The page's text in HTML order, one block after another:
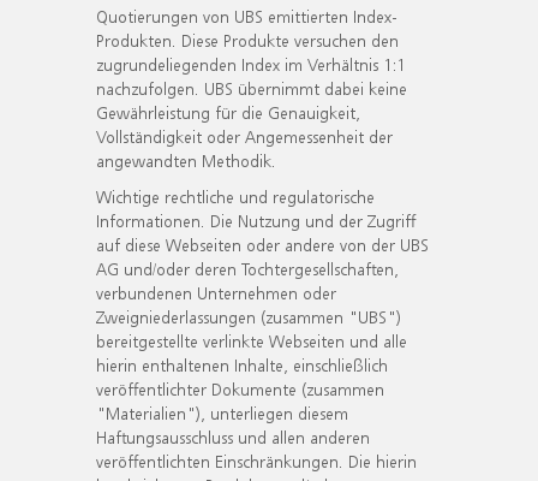
Quotierungen von UBS emittierten Index-
Produkten. Diese Produkte versuchen den
zugrundeliegenden Index im Verhältnis 1:1
nachzufolgen. UBS übernimmt dabei keine
Gewährleistung für die Genauigkeit,
Vollständigkeit oder Angemessenheit der
angewandten Methodik.
Wichtige rechtliche und regulatorische
Informationen. Die Nutzung und der Zugriff
auf diese Webseiten oder andere von der UBS
AG und/oder deren Tochtergesellschaften,
verbundenen Unternehmen oder
Zweigniederlassungen (zusammen "UBS")
bereitgestellte verlinkte Webseiten und alle
hierin enthaltenen Inhalte, einschließlich
veröffentlichter Dokumente (zusammen
"Materialien"), unterliegen diesem
Haftungsausschluss und allen anderen
veröffentlichten Einschränkungen. Die hierin